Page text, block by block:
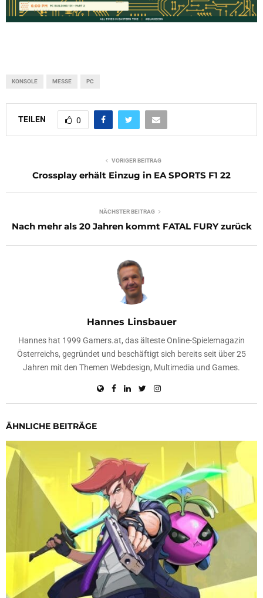
KONSOLE MESSE PC
TEILEN 0
VORIGER BEITRAG
Crossplay erhält Einzug in EA SPORTS F1 22
NÄCHSTER BEITRAG
Nach mehr als 20 Jahren kommt FATAL FURY zurück
Hannes Linsbauer
Hannes hat 1999 Gamers.at, das älteste Online-Spielemagazin
Österreichs, gegründet und beschäftigt sich bereits seit über 25
Jahren mit den Themen Webdesign, Multimedia und Games.
ÄHNLICHE BEITRÄGE